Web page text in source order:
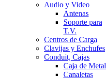
Audio y Video
Antenas
Soporte para
T.V.
Centros de Carga
Clavijas y Enchufes
Conduit, Cajas
Caja de Metal
Canaletas